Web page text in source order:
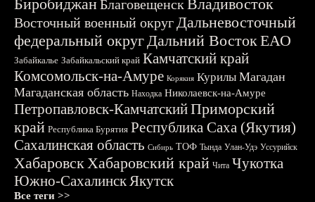
БиробиджанБлаговещенскВладивосток
Восточный военный округДальневосточный
федеральный округДальний ВостокЕАО
Забайкалье Забайкальский край Камчатский край
Комсомольск-на-Амуре Корякия Курилы Магадан
Магаданская область Находка Николаевск-на-Амуре
Петропавловск-КамчатскийПриморский
край Республика Бурятия Республика Саха (Якутия)
Сахалинская область Сибирь ТОФ Тында Улан-Удэ Уссурийск
ХабаровскХабаровский край Чита Чукотка
Южно-СахалинскЯкутск
Все теги >>